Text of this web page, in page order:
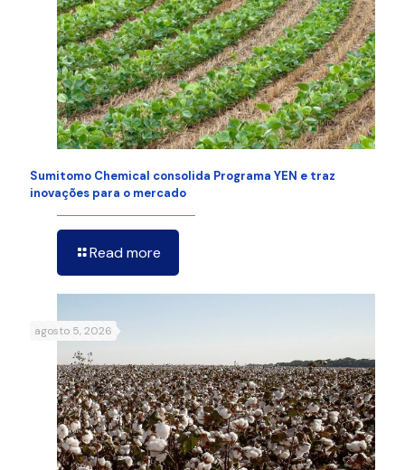
Sumitomo Chemical consolida Programa YEN e traz
inovações para o mercado
Read more
agosto 5, 2026